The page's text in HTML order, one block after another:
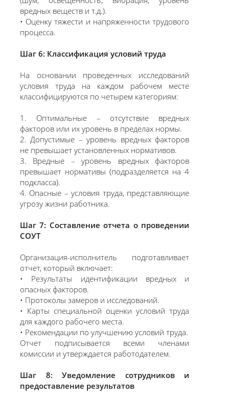
вредных веществ и т.д.).
• Оценку тяжести и напряженности трудового
процесса.
Шаг 6: Классификация условий труда
На основании проведенных исследований
условия труда на каждом рабочем месте
классифицируются по четырем категориям:
1. Оптимальные – отсутствие вредных
факторов или их уровень в пределах нормы.
2. Допустимые – уровень вредных факторов
не превышает установленных нормативов.
3. Вредные – уровень вредных факторов
превышает нормативы (подразделяется на 4
подкласса).
4. Опасные – условия труда, представляющие
угрозу жизни работника.
Шаг 7: Составление отчета о проведении
СОУТ
Организация-исполнитель подготавливает
отчет, который включает:
• Результаты идентификации вредных и
опасных факторов.
• Протоколы замеров и исследований.
• Карты специальной оценки условий труда
для каждого рабочего места.
• Рекомендации по улучшению условий труда.
Отчет подписывается всеми членами
комиссии и утверждается работодателем.
Шаг 8: Уведомление сотрудников и
предоставление результатов